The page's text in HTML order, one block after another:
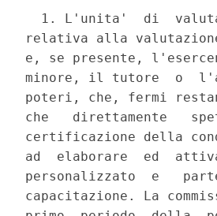
1. L'unita'  di
relativa alla
e, se presente,
minore, il tutore  o
poteri, che, fermi
che   direttamente
certificazione della
ad  elaborare  ed
personalizzato  e
capacitazione. La